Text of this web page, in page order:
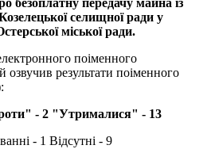
безоплатну передачу майна із
селищної ради у
міської ради.
поіменного
результати поіменного
- 2 "Утрималися" - 13
- 1 Відсутні - 9